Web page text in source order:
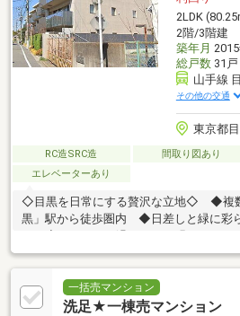
2LDK
2階/3階建
築年月
総戸数31戸
山手線
その他の交通
東京都
RC造SRC造 間取り図あり
エレベーターあり
◇目黒を日常にする贅沢な立地◇ ◆複
黒」駅から徒歩圏内 ◆日差しと緑に彩
い ◆ゆったりと過ごせる、明るくゆとり
一括売マンション
洗足★一棟売マンション